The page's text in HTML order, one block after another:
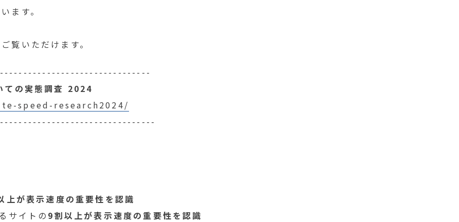
ます。
覧いただけます。
ての実態調査 2024
speed-research2024/
上が表示速度の重要性を認識
サイトの 9割以上が表示速度の重要性を認識